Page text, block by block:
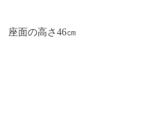
座面の高さ46㎝